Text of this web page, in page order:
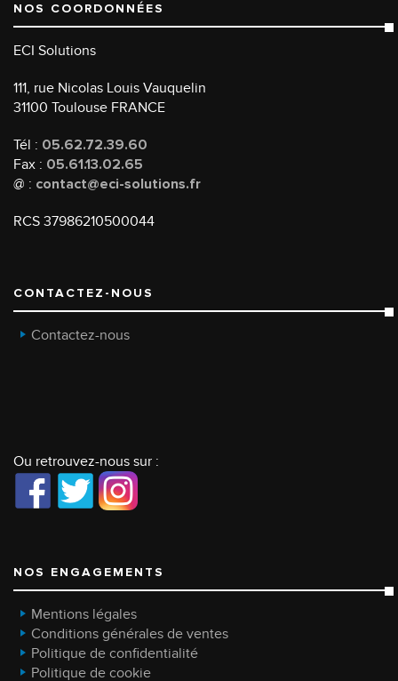
NOS COORDONNÉES
ECI Solutions
111, rue Nicolas Louis Vauquelin
31100 Toulouse FRANCE
Tél : 05.62.72.39.60
Fax : 05.61.13.02.65
@ : contact@eci-solutions.fr
RCS 37986210500044
CONTACTEZ-NOUS
Contactez-nous
Ou retrouvez-nous sur :
NOS ENGAGEMENTS
Mentions légales
Conditions générales de ventes
Politique de confidentialité
Politique de cookie